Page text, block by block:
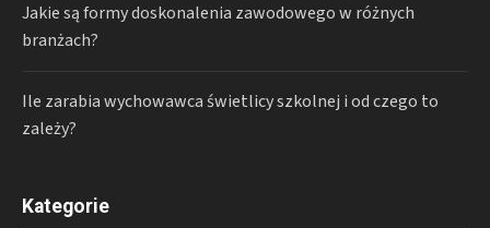
Jakie są formy doskonalenia zawodowego w różnych
branżach?
Ile zarabia wychowawca świetlicy szkolnej i od czego to
zależy?
Kategorie